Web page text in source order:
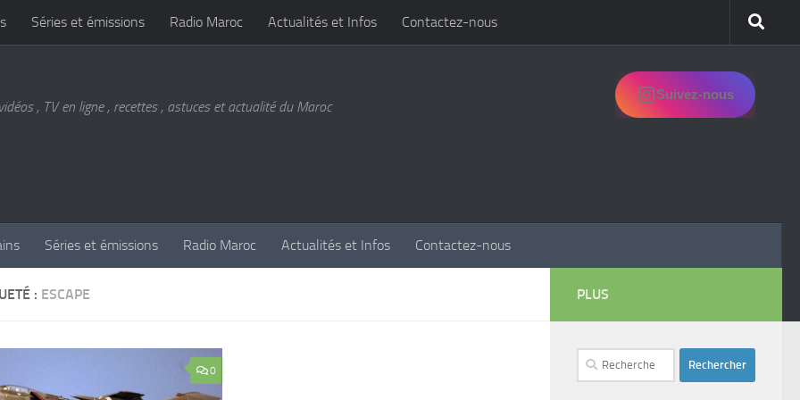
Séries et émissions Radio Maroc Actualités et Infos Contactez-nous
, TV en ligne , recettes , astuces et actualité du Maroc
Suivez-nous
Séries et émissions Radio Maroc Actualités et Infos Contactez-nous
: ESCAPE
0
PLUS
Rechercher :